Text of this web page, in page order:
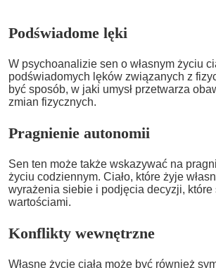
Podświadome lęki
W psychoanalizie sen o własnym życiu
podświadomych lęków związanych z
być sposób, w jaki umysł przetwarza
zmian fizycznych.
Pragnienie autonomii
Sen ten może także wskazywać na
życiu codziennym. Ciało, które żyje
wyrażenia siebie i podjęcia decyzji,
wartościami.
Konflikty wewnętrzne
Własne życie ciała może być również